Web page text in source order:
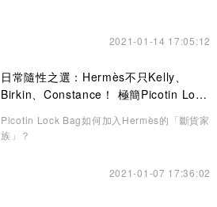
2021-01-14 17:05:12
日常隨性之選：Hermès不只Kelly、
Birkin、Constance！ 極簡Picotin Lock
Picotin Lock Bag如何加入Hermès的「斷貨家
族」？
2021-01-07 17:36:02